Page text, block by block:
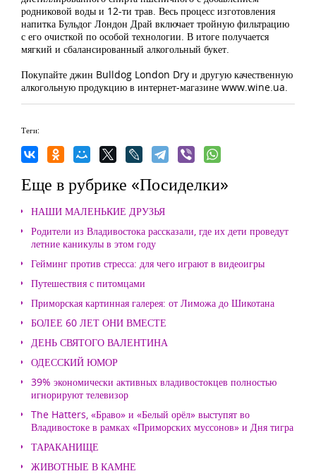
родниковой воды и 12-ти трав. Весь процесс изготовления
напитка Бульдог Лондон Драй включает тройную фильтрацию
с его очисткой по особой технологии. В итоге получается
мягкий и сбалансированный алкогольный букет.
Покупайте джин Bulldog London Dry и другую качественную
алкогольную продукцию в интернет-магазине www.wine.ua.
Теги:
Еще в рубрике «Посиделки»
НАШИ МАЛЕНЬКИЕ ДРУЗЬЯ
Родители из Владивостока рассказали, где их дети проведут
летние каникулы в этом году
Гейминг против стресса: для чего играют в видеоигры
Путешествия с питомцами
Приморская картинная галерея: от Лиможа до Шикотана
БОЛЕЕ 60 ЛЕТ ОНИ ВМЕСТЕ
ДЕНЬ СВЯТОГО ВАЛЕНТИНА
ОДЕССКИЙ ЮМОР
39% экономически активных владивостокцев полностью
игнорируют телевизор
The Hatters, «Браво» и «Белый орёл» выступят во
Владивостоке в рамках «Приморских муссонов» и Дня тигра
ТАРАКАНИЩЕ
ЖИВОТНЫЕ В КАМНЕ